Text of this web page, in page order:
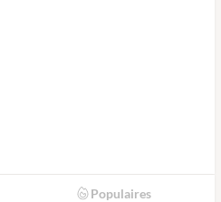
Populaires